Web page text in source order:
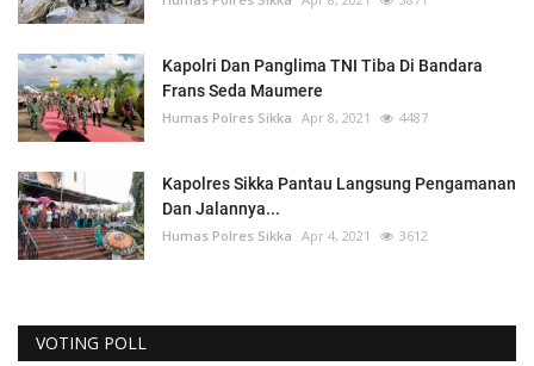
Kapolri Dan Panglima TNI Tiba Di Bandara
Frans Seda Maumere
Humas Polres Sikka Apr 8, 2021 4487
Kapolres Sikka Pantau Langsung Pengamanan
Dan Jalannya...
Humas Polres Sikka Apr 4, 2021 3612
VOTING POLL